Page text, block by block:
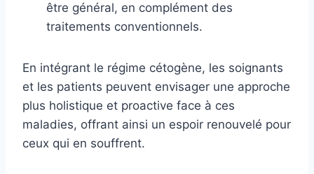
être général, en complément des
traitements conventionnels.
En intégrant le régime cétogène, les soignants
et les patients peuvent envisager une approche
plus holistique et proactive face à ces
maladies, offrant ainsi un espoir renouvelé pour
ceux qui en souffrent.